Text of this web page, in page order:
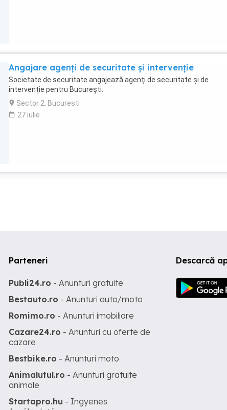
Angajare agenți de securitate și intervenție
Societate de securitate angajează agenți de securitate și de
intervenție pentru București.
Sector 2, Bucuresti
27 iulie
Descarcă
Parteneri
Publi24.ro - Anunturi gratuite
Bestauto.ro - Anunturi auto/moto
Romimo.ro - Anunturi imobiliare
Cazare24.ro - Anunturi cu oferte de
cazare
Bestbike.ro - Anunturi moto
Animalutul.ro - Anunturi gratuite
animale
Startapro.hu - Ingyenes